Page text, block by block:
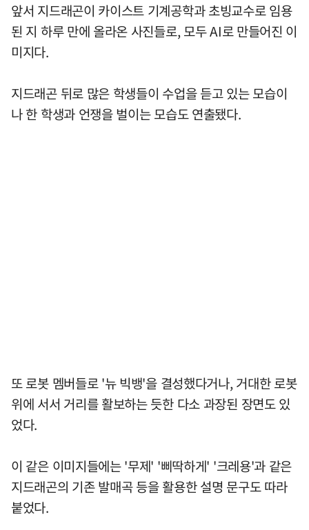
앞서 지드래곤이 카이스트 기계공학과 초빙교수로 임용
된 지 하루 만에 올라온 사진들로, 모두 AI로 만들어진 이
미지다.
지드래곤 뒤로 많은 학생들이 수업을 듣고 있는 모습이
나 한 학생과 언쟁을 벌이는 모습도 연출됐다.
또 로봇 멤버들로 '뉴 빅뱅'을 결성했다거나, 거대한 로봇
위에 서서 거리를 활보하는 듯한 다소 과장된 장면도 있
었다.
이 같은 이미지들에는 '무제' '삐딱하게' '크레용'과 같은
지드래곤의 기존 발매곡 등을 활용한 설명 문구도 따라
붙었다.